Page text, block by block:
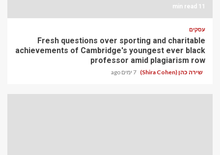
11 min read
עסקים
Fresh questions over sporting and charitable
achievements of Cambridge's youngest ever black
professor amid plagiarism row
שירה כהן (Shira Cohen) 7 ימים ago